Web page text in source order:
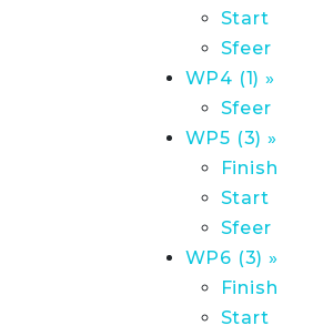
Start
Sfeer
WP4 (1) »
Sfeer
WP5 (3) »
Finish
Start
Sfeer
WP6 (3) »
Finish
Start